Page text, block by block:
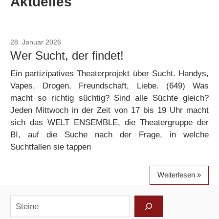
28. Januar 2026
Wer Sucht, der findet!
Ein partizipatives Theaterprojekt über Sucht. Handys,
Vapes, Drogen, Freundschaft, Liebe. (649) Was
macht so richtig süchtig? Sind alle Süchte gleich?
Jeden Mittwoch in der Zeit von 17 bis 19 Uhr macht
sich das WELT ENSEMBLE, die Theatergruppe der
BI, auf die Suche nach der Frage, in welche
Suchtfallen sie tappen
Weiterlesen
Suchen